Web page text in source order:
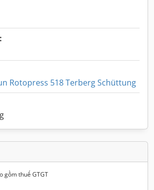
Rotopress 518 Terberg Schüttung
gồm thuế GTGT